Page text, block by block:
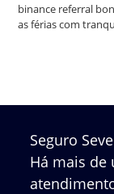
binance referral
as férias com
Seguro
Há mais de